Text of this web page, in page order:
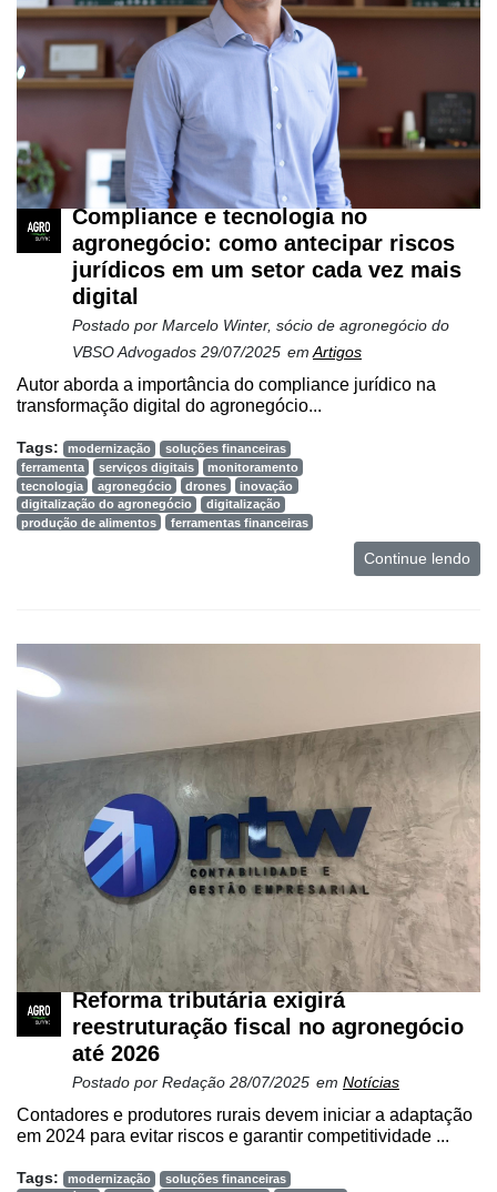
Compliance e tecnologia no
agronegócio: como antecipar riscos
jurídicos em um setor cada vez mais
digital
Postado por Marcelo Winter, sócio de agronegócio do
VBSO Advogados 29/07/2025 emArtigos
Autor aborda a importância do compliance jurídico na
transformação digital do agronegócio...
Tags: modernização
soluções financeiras
ferramenta
serviços digitais
monitoramento
tecnologia
agronegócio drones
inovação
digitalização do agronegócio
digitalização
produção de alimentos
ferramentas financeiras
Continue lendo
Reforma tributária exigirá
reestruturação fiscal no agronegócio
até 2026
Postado por Redação 28/07/2025 em Notícias
Contadores e produtores rurais devem iniciar a adaptação
em 2024 para evitar riscos e garantir competitividade ...
Tags: modernização
soluções financeiras